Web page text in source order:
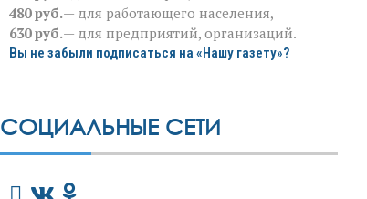
480 руб.— для работающего населения,
630 руб.— для предприятий, организаций.
Вы не забыли подписаться на «Нашу газету»?
СОЦИАЛЬНЫЕ СЕТИ